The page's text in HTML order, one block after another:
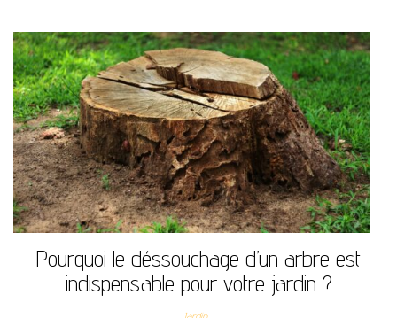
Pourquoi le déssouchage d’un arbre est
indispensable pour votre jardin ?